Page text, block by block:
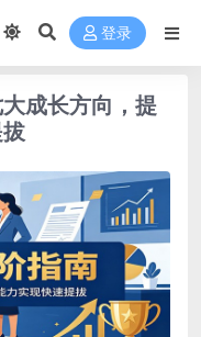
登录
成长方向，提